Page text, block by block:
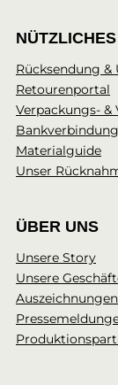
NÜTZLICHES
Rücksendung &
Retourenportal
Verpackungs- &
Bankverbindung
Materialguide
Unser
ÜBER UNS
Unsere Story
Unsere